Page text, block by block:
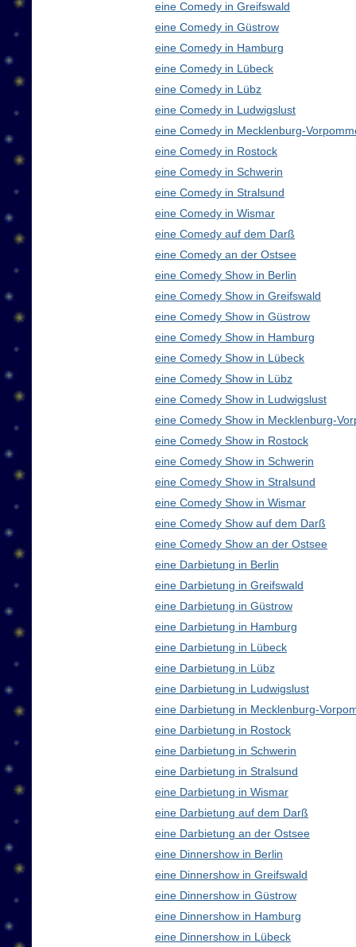
eine Comedy in Greifswald
eine Comedy in Güstrow
eine Comedy in Hamburg
eine Comedy in Lübeck
eine Comedy in Lübz
eine Comedy in Ludwigslust
eine Comedy in Mecklenburg-
eine Comedy in Rostock
eine Comedy in Schwerin
eine Comedy in Stralsund
eine Comedy in Wismar
eine Comedy auf dem Darß
eine Comedy an der Ostsee
eine Comedy Show in Berlin
eine Comedy Show in Greifswald
eine Comedy Show in Güstrow
eine Comedy Show in Hamburg
eine Comedy Show in Lübeck
eine Comedy Show in Lübz
eine Comedy Show in Ludwigslust
eine Comedy Show in Mecklenburg-
eine Comedy Show in Rostock
eine Comedy Show in Schwerin
eine Comedy Show in Stralsund
eine Comedy Show in Wismar
eine Comedy Show auf dem Darß
eine Comedy Show an der Ostsee
eine Darbietung in Berlin
eine Darbietung in Greifswald
eine Darbietung in Güstrow
eine Darbietung in Hamburg
eine Darbietung in Lübeck
eine Darbietung in Lübz
eine Darbietung in Ludwigslust
eine Darbietung in Mecklenburg-
eine Darbietung in Rostock
eine Darbietung in Schwerin
eine Darbietung in Stralsund
eine Darbietung in Wismar
eine Darbietung auf dem Darß
eine Darbietung an der Ostsee
eine Dinnershow in Berlin
eine Dinnershow in Greifswald
eine Dinnershow in Güstrow
eine Dinnershow in Hamburg
eine Dinnershow in Lübeck